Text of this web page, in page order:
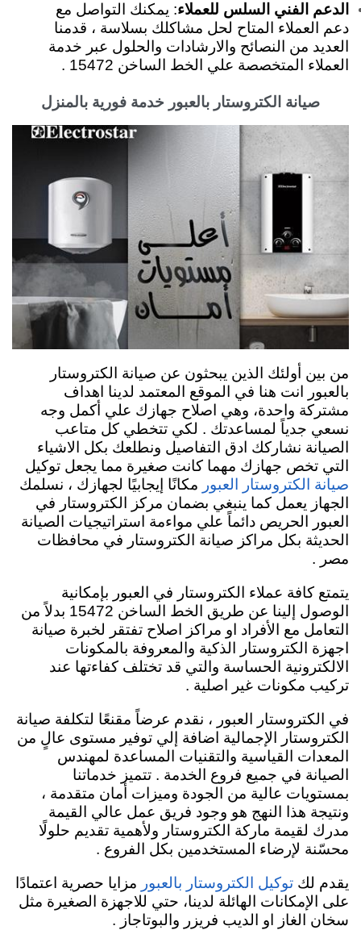
الدعم الفني السلس للعملاء: يمكنك التواصل مع
دعم العملاء المتاح لحل مشاكلك بسلاسة ، قدمنا
العديد من النصائح والارشادات والحلول عبر خدمة
العملاء المتخصصة علي الخط الساخن 15472 .
صيانة الكتروستار بالعبور خدمة فورية بالمنزل
من بين أولئك الذين يبحثون عن صيانة الكتروستار
بالعبور انت هنا في الموقع المعتمد لدينا اهداف
مشتركة واحدة، وهي اصلاح جهازك علي أكمل وجه
نسعي جدياً لمساعدتك . لكي تتخطي كل متاعب
الصيانة نشاركك ادق التفاصيل ونطلعك بكل الاشياء
التي تخص جهازك مهما كانت صغيرة مما يجعل توكيل
صيانة الكتروستار العبور
مكانًا إيجابيًا لجهازك ، نسلمك
الجهاز يعمل كما ينبغي بضمان مركز الكتروستار في
العبور الحريص دائماً علي مواءمة استراتيجيات الصيانة
الحديثة بكل مراكز صيانة الكتروستار في محافظات
مصر .
يتمتع كافة عملاء الكتروستار في العبور بإمكانية
الوصول إلينا عن طريق الخط الساخن 15472 بدلاً من
التعامل مع الأفراد او مراكز اصلاح تفتقر لخبرة صيانة
اجهزة الكتروستار الذكية والمعروفة بالمكونات
الالكترونية الحساسة والتي قد تختلف كفاءتها عند
تركيب مكونات غير اصلية .
في الكتروستار العبور ، نقدم عرضاً مقنعًا لتكلفة صيانة
الكتروستار الإجمالية اضافة إلي توفير مستوى عالٍ من
المعدات القياسية والتقنيات المساعدة لمهندس
الصيانة في جميع فروع الخدمة . تتميز خدماتنا
بمستويات عالية من الجودة وميزات أمان متقدمة ،
ونتيجة هذا النهج هو وجود فريق عمل عالي القيمة
مدرك لقيمة ماركة الكتروستار ولأهمية تقديم حلولًا
محسّنة لإرضاء المستخدمين بكل الفروع .
يقدم لك توكيل الكتروستار بالعبور
مزايا حصرية اعتمادًا
على الإمكانات الهائلة لدينا، حتي للاجهزة الصغيرة مثل
سخان الغاز او الديب فريزر والبوتاجاز .